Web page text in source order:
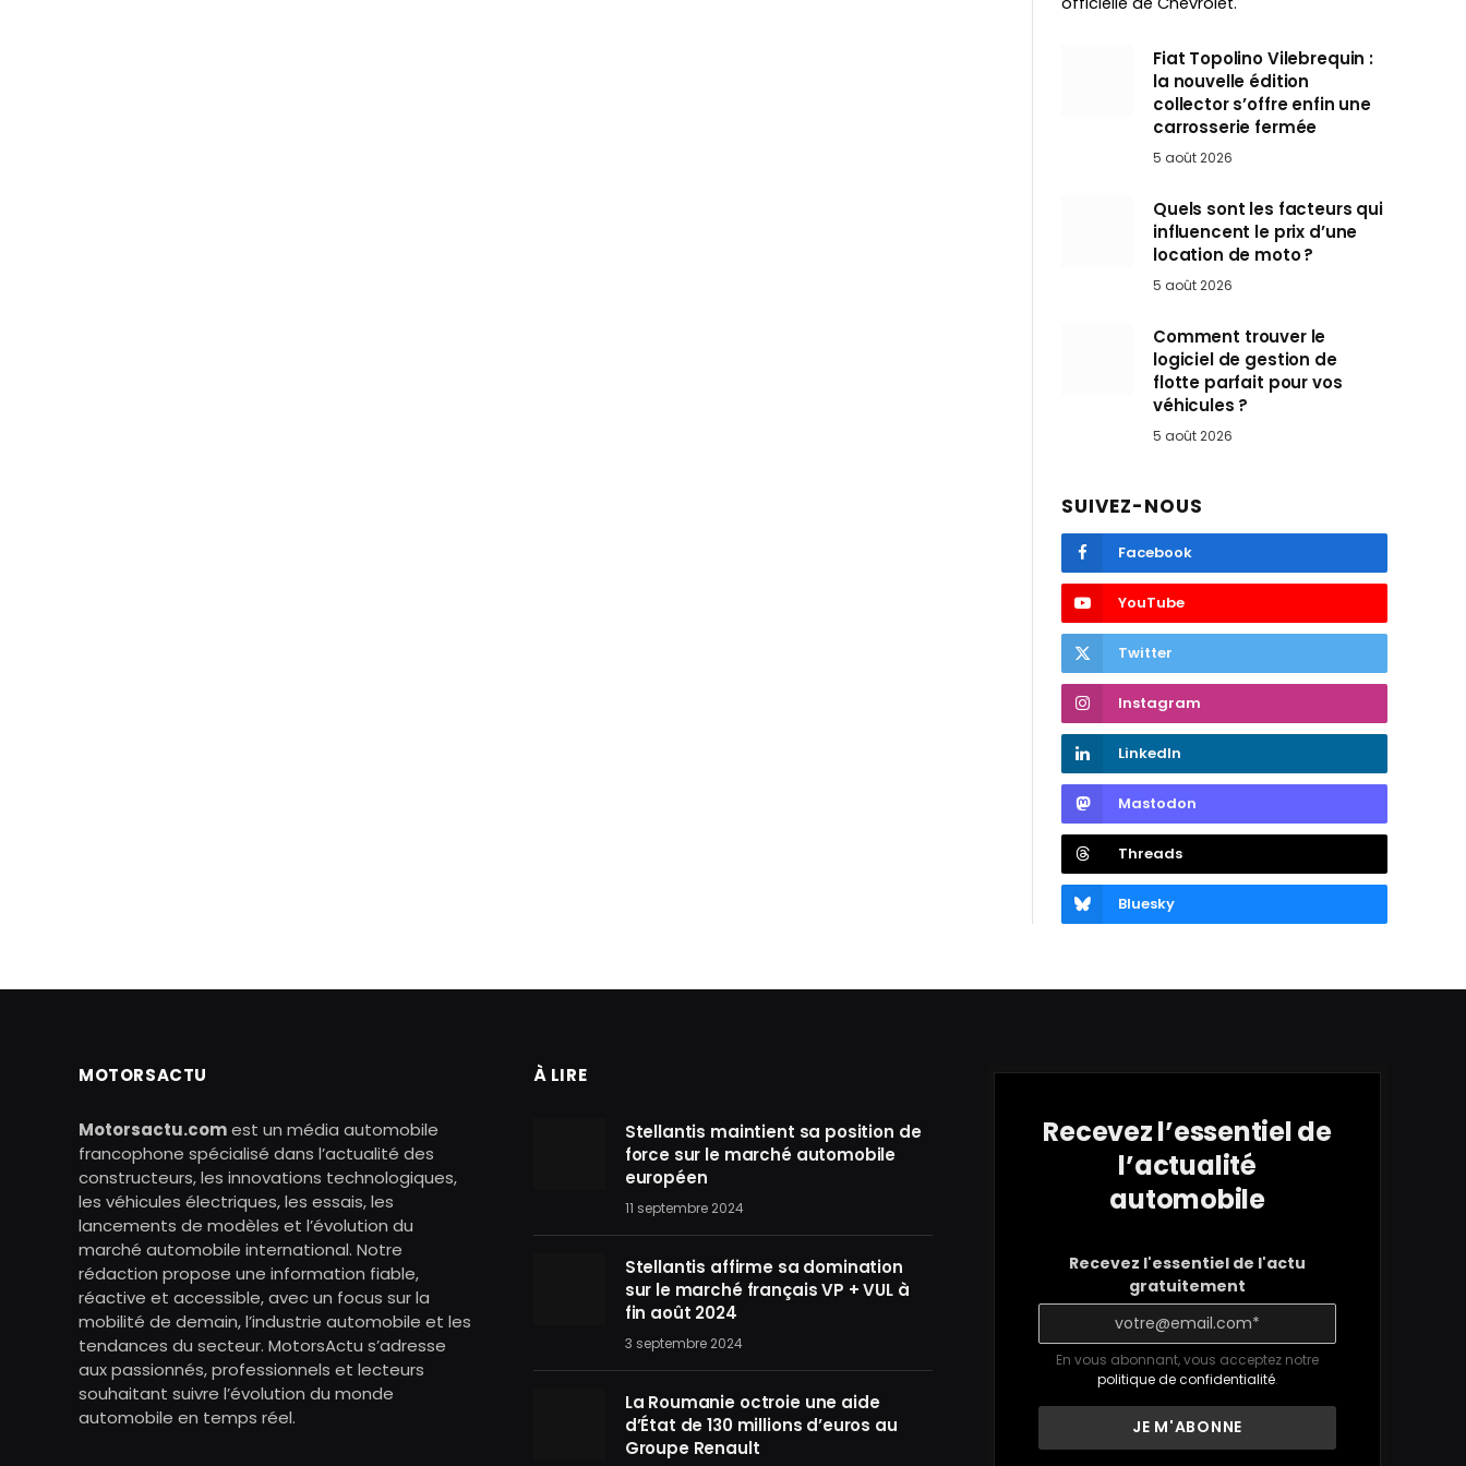
Fiat Topolino Vilebrequin :
la nouvelle édition
collector s’offre enfin une
carrosserie fermée
5 août 2026
Quels sont les facteurs qui
influencent le prix d’une
location de moto ?
5 août 2026
Comment trouver le
logiciel de gestion de
flotte parfait pour vos
véhicules ?
5 août 2026
SUIVEZ-NOUS
Facebook
YouTube
Twitter
Instagram
LinkedIn
Mastodon
Threads
Bluesky
MOTORSACTU
Motorsactu.comest un média automobile
francophone spécialisé dans l’actualité des
constructeurs, les innovations technologiques,
les véhicules électriques, les essais, les
lancements de modèles et l’évolution du
marché automobile international. Notre
rédaction propose une information fiable,
réactive et accessible, avec un focus sur la
mobilité de demain, l’industrie automobile et les
tendances du secteur. MotorsActu s’adresse
aux passionnés, professionnels et lecteurs
souhaitant suivre l’évolution du monde
automobile en temps réel.
À LIRE
Stellantis maintient sa position de
force sur le marché automobile
européen
11 septembre 2024
Stellantis affirme sa domination
sur le marché français VP + VUL à
fin août 2024
3 septembre 2024
La Roumanie octroie une aide
d’État de 130 millions d’euros au
Groupe Renault
Recevez l’essentiel de
l’actualité
automobile
Recevez l'essentiel de l'actu
gratuitement
En vous abonnant, vous acceptez notre
politique de confidentialité.